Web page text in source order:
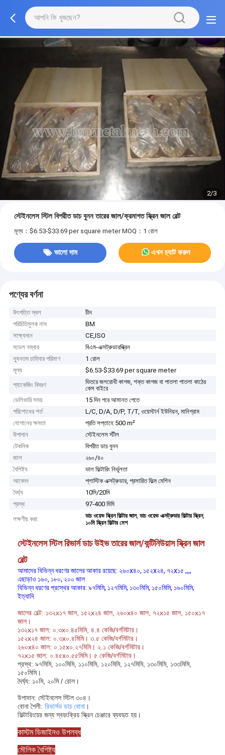
2/3
স্টেইনলেস স্টিল বিপরীত ডাচ বুনন তারের জাল/ক্রমাগত স্ক্রিন জাল বেল্ট
মূল্য：$6.53-$33.69 per square meter MOQ：1 রোল
ভালো দাম এখন চ্যাট করুন
পণ্যের বর্ণনা
উৎপত্তি স্থল
চীন
পরিচিতিমুলক নাম
BM
সাক্ষ্যদান
CE,ISO
মডেল নম্বার
বিএম-এক্সট্রুডারস্ক্রিন
ন্যূনতম চাহিদার পরিমাণ
1 রোল
মূল্য
$6.53-$33.69 per square meter
প্যাকেজিং বিবরণ
ভিতরে জলরোধী কাগজ, শক্ত কাগজ বা পাতলা পাতলা কাঠের
কেস বাইরে
ডেলিভারি সময়
15 দিন পরে আমানত পেতে
পরিশোধের শর্ত
L/C, D/A, D/P, T/T, ওয়েস্টার্ন ইউনিয়ন, মানিগ্রাম
যোগানের ক্ষমতা
প্রতি সপ্তাহে 500 m²
উপাদান
স্টেইনলেস স্টীল
টেকনিক
বিপরীত ডাচ বুনন
জাল
২৬০/৪০
বৈশিষ্ট্য
ভাল ফিল্টারিং নির্ভুলতা
আবেদন
প্লাস্টিক এক্সট্রুডার, প্রসারিত ফিল্ম মেশিন
দৈর্ঘ্য
10মি/20মি
প্রস্থ
97-400 মিমি
লক্ষণীয় করা:
ডাচ ওয়েভ স্ক্রিন ফিল্টার জাল,ডাচ ওয়েভ এক্সট্রুডার ফিল্টার স্ক্রিন,
১০মি স্ক্রিন ফিল্টার মেশ
স্টেইনলেস স্টিল রিভার্স ডাচ উইভ তারের জাল/কন্টিনিউয়াস স্ক্রিন জাল
বেল্ট
আমাদের বিভিন্ন ধরণের জালের আকার রয়েছে: ২৬০x৪০, ১৫২x২৪, ৭২x১৫ ,,,,
এছাড়াও ১৬০, ১৮০, ২০০ জাল
বিভিন্ন ধরণের প্রস্থের আকার: ৯৭মিমি, ১২৭মিমি, ১৩০মিমি, ১৫০মিমি, ১৬০মিমি,
ইত্যাদি
জালের বেল্ট: ১৩২x১৭ জাল, ১৫২x২৪ জাল, ২৬০x৪০ জাল, ৭২x১৫ জাল, ১৫০x১৭
জাল।
১৩২x১৭ জাল: ০.৩x০.৪৫মিমি, ৪.৪ কেজি/বর্গমিটার।
১৫২x২৪ জাল: ০.৩x০.৪মিমি। ৩.৫ কেজি/বর্গমিটার।
২৬০x৪০ জাল: ০.১৫x০.২৭মিমি। ২.১ কেজি/বর্গমিটার।
৭২x১৫ জাল: ০.৪৫x০.৫৫মিমি। ৫ কেজি/বর্গমিটার।
প্রস্থ: ৯৭মিমি, ১০০মিমি, ১১০মিমি, ১২০মিমি, ১২৭মিমি, ১৩০মিমি, ১৩৩মিমি,
১৫০মিমি।
দৈর্ঘ্য: ১০মি, ২০মি / রোল।
উপাদান: স্টেইনলেস স্টিল ৩০৪।
বোনা শৈলী:রিভার্সড ডাচ বোনা ।
ফিল্টারিংয়ের জন্য স্বয়ংক্রিয় স্ক্রিন চেঞ্জারে ব্যবহৃত হয়।
কাস্টম ডিজাইনও উপলব্ধ
মৌলিক বৈশিষ্ট্য